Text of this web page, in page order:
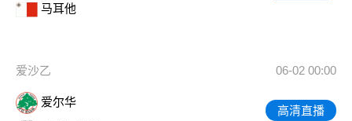
马耳他
爱沙乙 06-02 00:00
爱尔华
高清直播